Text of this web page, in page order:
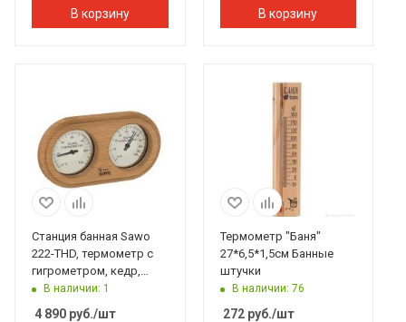
В корзину В корзину
Станция банная Sawo
222-THD, термометр с
гигрометром, кедр,
140*225 мм
В наличии: 1
4 890 руб./шт
Термометр "Баня"
27*6,5*1,5см Банные
штучки
В наличии: 76
272руб./шт